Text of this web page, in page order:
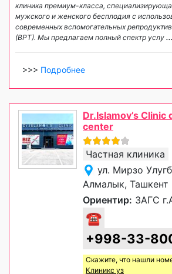
клиника премиум-класса,
мужского и женского бесплодия с
современных вспомогательных
(ВРТ). Мы предлагаем полный спектр услу ...
>>> Подробнее
Dr.Islamov’s Clinic
center
Частная клиника
ул. Мирзо
Алмалык, Ташкент
Ориентир: ЗАГС
☎
+998-33-
Скажите, что нашли
Клиникс уз